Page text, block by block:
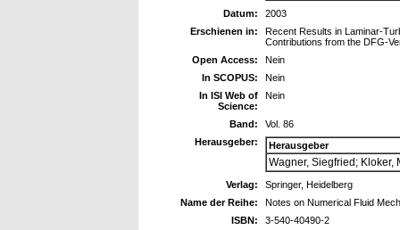
Datum:
2003
Erschienen in:
Recent Results in Laminar-
Contributions from the DFG-
Open Access:
Nein
In SCOPUS:
Nein
In ISI Web of
Science:
Nein
Band:
Vol. 86
Herausgeber:
Herausgeber
Wagner, Siegfried; Kloker,
Verlag:
Springer, Heidelberg
Name der Reihe:
Notes on Numerical Fluid
ISBN:
3-540-40490-2